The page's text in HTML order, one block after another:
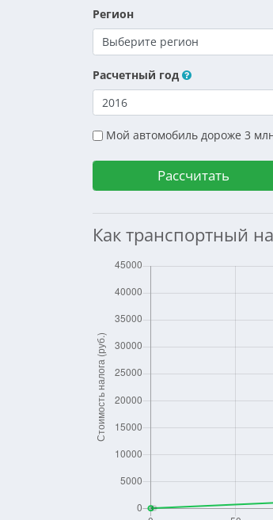
Регион
Расчетный год
Мой автомобиль дороже 3
Как транспортный